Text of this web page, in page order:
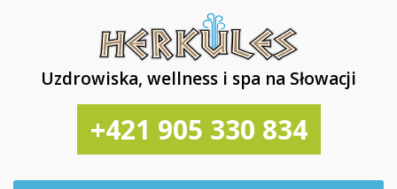
Uzdrowiska, wellness i spa na Słowacji
+421 905 330 834